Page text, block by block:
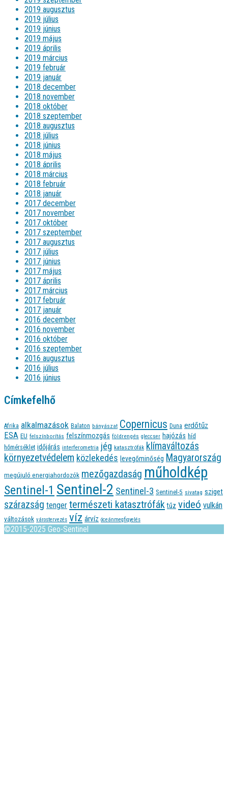
2019 augusztus
2019 július
2019 június
2019 május
2019 április
2019 március
2019 február
2019 január
2018 december
2018 november
2018 október
2018 szeptember
2018 augusztus
2018 július
2018 június
2018 május
2018 április
2018 március
2018 február
2018 január
2017 december
2017 november
2017 október
2017 szeptember
2017 augusztus
2017 július
2017 június
2017 május
2017 április
2017 március
2017 február
2017 január
2016 december
2016 november
2016 október
2016 szeptember
2016 augusztus
2016 július
2016 június
Címkefelhő
Afrika alkalmazások Balaton bányászat Copernicus Duna erdőtűz
ESA EU felszínborítás felszínmozgás földrengés gleccser hajózás híd
hőmérséklet időjárás interferometria jég katasztrófák klímaváltozás
környezetvédelem közlekedés levegőminőség Magyarország
megújuló energiahordozók mezőgazdaság műholdkép
Sentinel-1 Sentinel-2 Sentinel-3 Sentinel-5 sivatag sziget
szárazság tenger természeti katasztrófák tűz videó vulkán
változások várostervezés víz árvíz óceánmegfigyelés
©2015-2025 Geo-Sentinel